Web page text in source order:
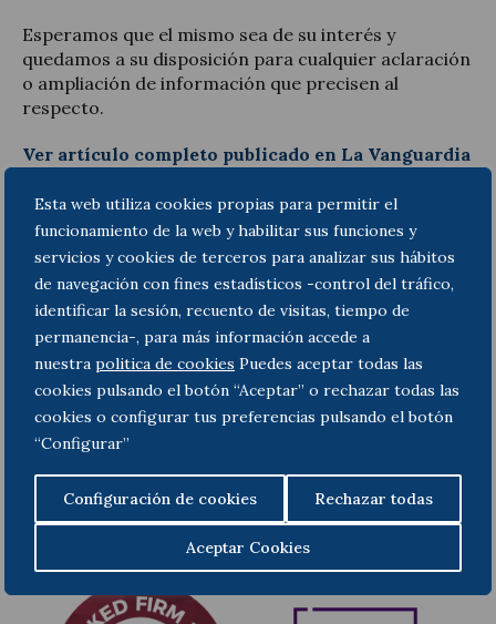
Esta web utiliza cookies propias para permitir el
funcionamiento de la web y habilitar sus funciones y
servicios y cookies de terceros para analizar sus hábitos
de navegación con fines estadísticos -control del tráfico,
identificar la sesión, recuento de visitas, tiempo de
permanencia-, para más información accede a
nuestra politica de cookies Puedes aceptar todas las
cookies pulsando el botón “Aceptar” o rechazar todas las
cookies o configurar tus preferencias pulsando el botón
“Configurar”
Configuración de cookies Rechazar todas
Aceptar Cookies
Esperamos que el mismo sea de su interés y
quedamos a su disposición para cualquier aclaración
o ampliación de información que precisen al
respecto.
Ver artículo completo publicado en La Vanguardia
Para más información sobre prevención de riesgos
penales:Compliance Toda & Nel-lo
Siguiente
Anterior